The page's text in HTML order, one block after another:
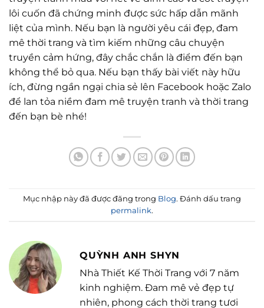
lôi cuốn đã chứng minh được sức hấp dẫn mãnh
liệt của mình. Nếu bạn là người yêu cái đẹp, đam
mê thời trang và tìm kiếm những câu chuyện
truyền cảm hứng, đây chắc chắn là điểm đến bạn
không thể bỏ qua. Nếu bạn thấy bài viết này hữu
ích, đừng ngần ngại chia sẻ lên Facebook hoặc Zalo
để lan tỏa niềm đam mê truyện tranh và thời trang
đến bạn bè nhé!
Mục nhập này đã được đăng trong Blog. Đánh dấu trang
permalink.
QUỲNH ANH SHYN
Nhà Thiết Kế Thời Trang với 7 năm
kinh nghiệm. Đam mê vẻ đẹp tự
nhiên, phong cách thời trang tươi